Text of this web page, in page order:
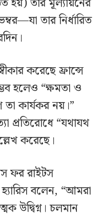
তার নির্ধারিত
করেছে ফ্রান্সে
হলেও “ক্ষমতা ও
তা কার্যকর নয়।”
প্রতিরোধে “যথাযথ
করেছে।
ফর রাইটস
হ্যারিস বলেন, “আমরা
উদ্বিগ্ন। চলমান